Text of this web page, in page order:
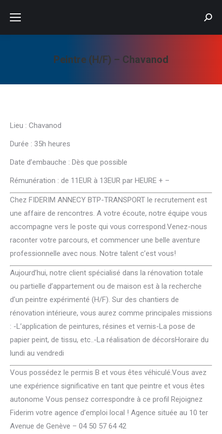
Peintre (H/F) – Chavanod
Lieu : Chavanod
Durée : 35h heures
Date d’embauche : Dès que possible
Rémunération : de 11EUR à 13EUR par HEURE + –
Chez FIDERIM ANNECY BTP-TRANSPORT le recrutement est
une affaire de rencontres. A votre écoute, notre équipe vous
accompagne vers le poste qui vous correspond.Venez-nous
raconter votre parcours, et commencer une belle aventure
professionnelle avec nous. Notre talent c’est vous!
Aujourd’hui, notre client spécialisé dans la rénovation totale
ou partielle d’appartement ou de maison est à la recherche
d’un peintre expérimenté (H/F). Sur des chantiers de
rénovation intérieure, vous aurez comme principales missions
: -L’application de peintures, résines et vernis-La pose de
papier peint, de tissu, etc..-La réalisation de décorsHoraire du
lundi au vendredi
Vous possédez le permis B et vous êtes véhiculé.Vous avez
une expérience significative en tant que peintre et vous êtes
autonome Vous pensez correspondre à ce profil Rejoignez
Fiderim votre agence d’emploi local ! Agence située au 10 ter
Avenue de Genève – 04 50 57 64 42